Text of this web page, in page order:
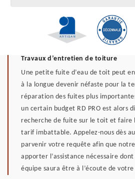
Travaux d’entretien de toiture
Une petite fuite d’eau de toit peut
à la longue devenir néfaste pour la
réparation des fuites plus
un certain budget RD PRO est alors
recherche de fuite sur le toit et faire
tarif imbattable. Appelez-nous dès
parvenir votre requête afin que notre
apporter l’assistance nécessaire
équipe saura être à l’écoute de